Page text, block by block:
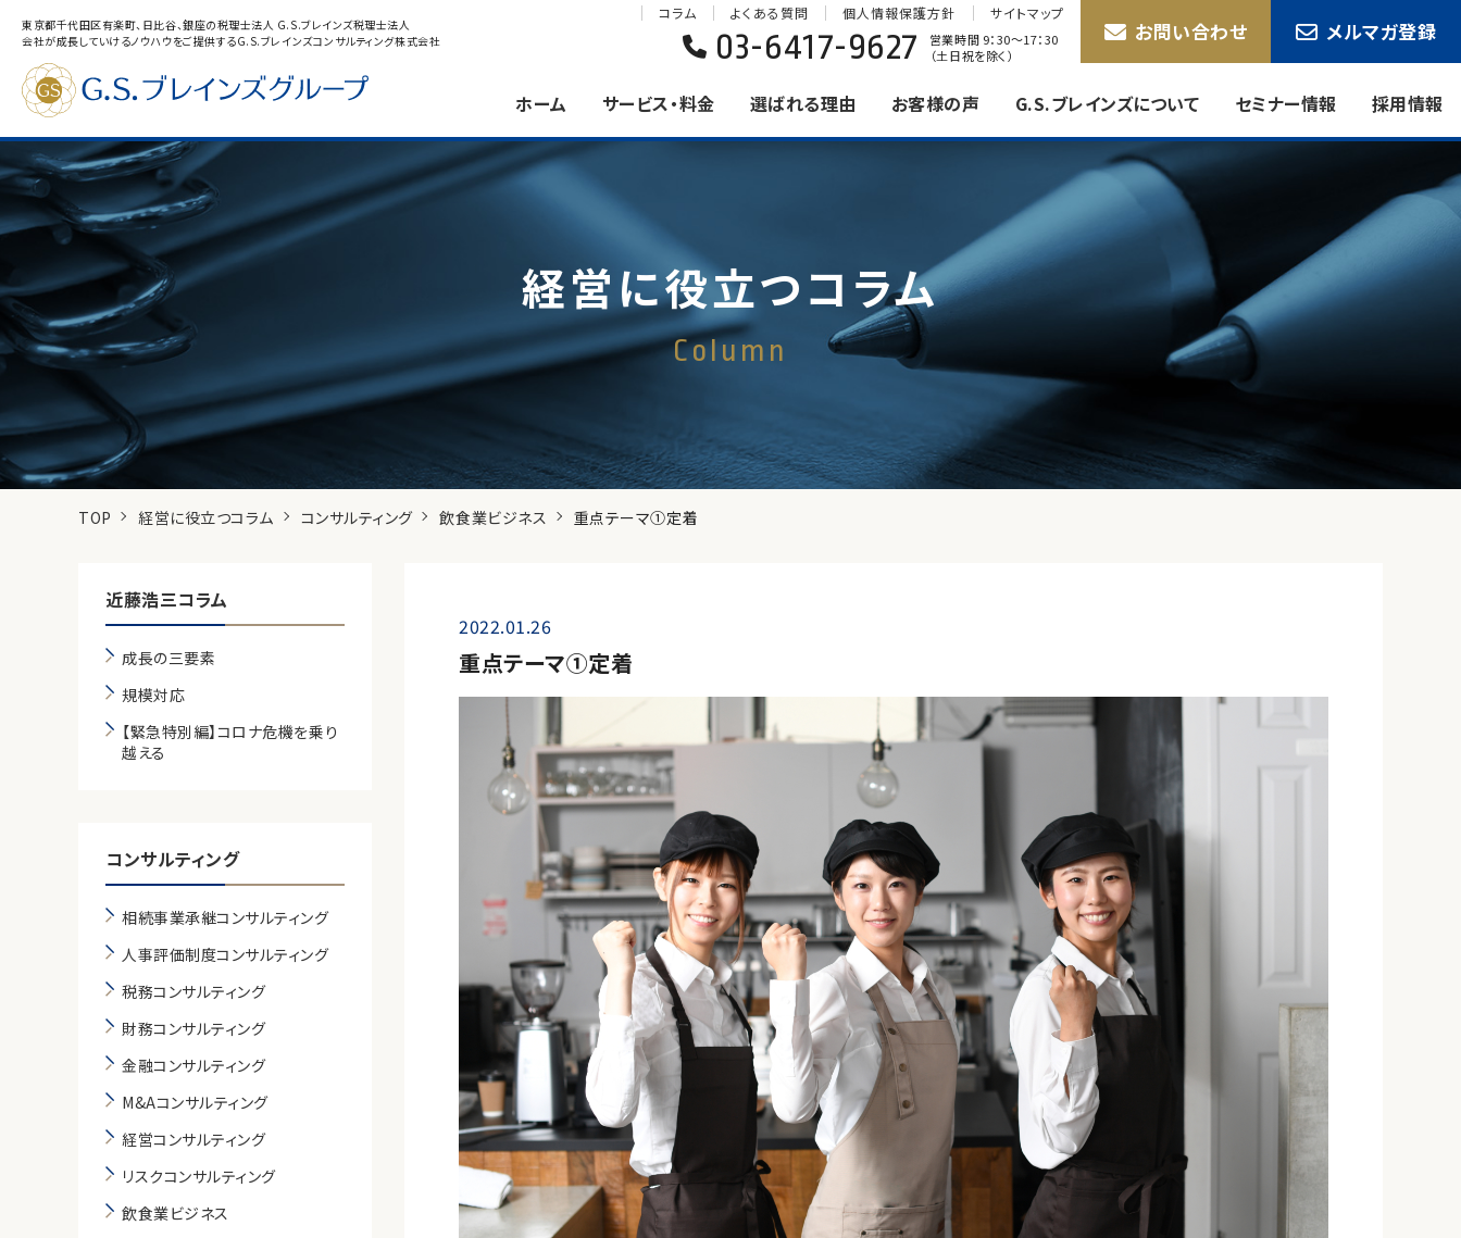
東京都千代田区有楽町、日比谷、銀座の税理士法人 G.S.ブレインズ税理士法人
会社が成長していけるノウハウをご提供するG.S.ブレインズコンサルティング株式会社
ホーム サービス・料金 選ばれる理由 お客様の声 G.S.ブレインズについて セミナー情報 採用情報
コラム よくある質問 個人情報保護方針 サイトマップ
03-6417-9627
営業時間 9：30〜17：30
（土日祝を除く）
お問い合わせ メルマガ登録
経営に役立つコラム
Column
TOP 経営に役立つコラム コンサルティング 飲食業ビジネス 重点テーマ①定着
2022.01.26
重点テーマ①定着
近藤浩三コラム
成長の三要素
規模対応
【緊急特別編】コロナ危機を乗り
越える
コンサルティング
相続事業承継コンサルティング
人事評価制度コンサルティング
税務コンサルティング
財務コンサルティング
金融コンサルティング
M&Aコンサルティング
経営コンサルティング
リスクコンサルティング
飲食業ビジネス